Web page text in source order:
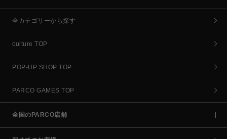
全カテゴリーから探す
culture TOP
POP-UP SHOP TOP
PARCO GAMES TOP
全国のPARCO店舗